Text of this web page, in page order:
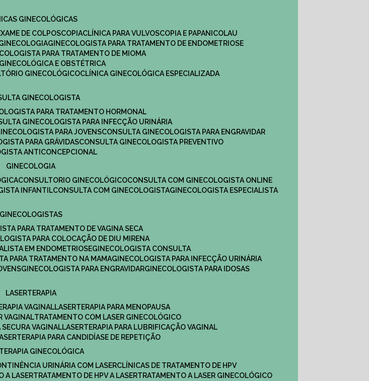
GINECOLÓGICAS
DE COLPOSCOPIA
CLÍNICA PARA VULVOSCOPIA E PAPANICOLAU
GINECOLOGIA
GINECOLOGISTA PARA TRATAMENTO DE ENDOMETRIOSE
PARA TRATAMENTO DE MIOMA
GINECOLÓGICA E OBSTÉTRICA
GINECOLÓGICO
CLÍNICA GINECOLÓGICA ESPECIALIZADA
GINECOLOGISTA
PARA TRATAMENTO HORMONAL
GINECOLOGISTA PARA INFECÇÃO URINÁRIA
PARA JOVENS
CONSULTA GINECOLOGISTA PARA ENGRAVIDAR
PARA GRÁVIDAS
CONSULTA GINECOLOGISTA PREVENTIVO
ANTICONCEPCIONAL
GINECOLOGIA
CONSULTORIO GINECOLÓGICO​
CONSULTA COM GINECOLOGISTA ONLINE​
INFANTIL​ CONSULTA COM GINECOLOGISTA​
GINECOLOGISTA ESPECIALISTA
GINECOLOGISTAS
PARA TRATAMENTO DE VAGINA SECA
PARA COLOCAÇÃO DE DIU MIRENA
EM ENDOMETRIOSE
GINECOLOGISTA CONSULTA
PARA TRATAMENTO NA MAMA
GINECOLOGISTA PARA INFECÇÃO URINÁRIA
GINECOLOGISTA PARA ENGRAVIDAR
GINECOLOGISTA PARA IDOSAS
LASERTERAPIA
VAGINAL LASERTERAPIA PARA MENOPAUSA
VAGINAL
TRATAMENTO COM LASER GINECOLÓGICO
SECURA VAGINAL​ LASERTERAPIA PARA LUBRIFICAÇÃO VAGINAL​
PARA CANDIDÍASE DE REPETIÇÃO
GINECOLÓGICA
URINÁRIA COM LASER
CLÍNICAS DE TRATAMENTO DE HPV
A LASER TRATAMENTO DE HPV A LASER
TRATAMENTO A LASER GINECOLÓGICO